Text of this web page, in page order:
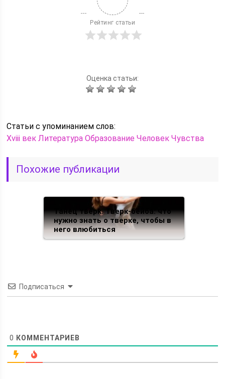
Рейтинг статьи
Оценка статьи:
Статьи c упоминанием слов:
Xviii век Литература Образование Человек Чувства
Похожие публикации
Танец тверк. Тверк-бейба: что
нужно знать о тверке, чтобы в
него влюбиться
Подписаться
0 КОММЕНТАРИЕВ